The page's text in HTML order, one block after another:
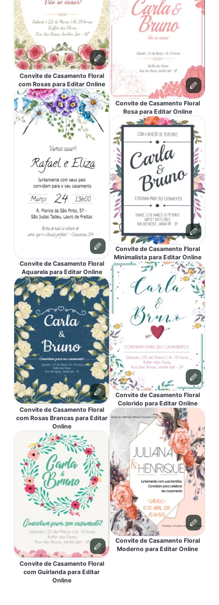
Convite de Casamento Floral
com Rosas para Editar Online
Convite de Casamento Floral
Aquarela para Editar Online
Convite de Casamento Floral
com Rosas Brancas para Editar
Online
Convite de Casamento Floral
com Guirlanda para Editar
Online
Convite de Casamento Floral
Rosa para Editar Online
Convite de Casamento Floral
Minimalista para Editar Online
Convite de Casamento Floral
Colorido para Editar Online
Convite de Casamento Floral
Moderno para Editar Online